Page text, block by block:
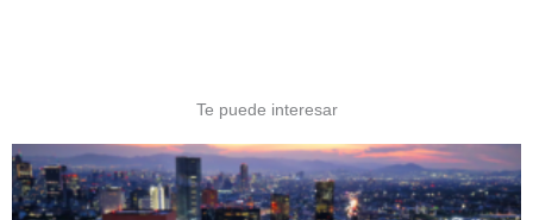
Te puede interesar